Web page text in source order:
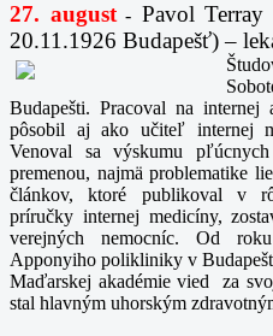
27. august- Pavol Terray
20.11.1926 Budapešť) –
Budapešti. Pracoval na
pôsobil aj ako učiteľ internej
Venoval sa výskumu
premenou, najmä problematike
článkov, ktoré publikoval v
príručky internej medicíny,
verejných nemocníc. Od
Apponyiho polikliniky v
Maďarskej akadémie vied za
stal hlavným uhorským